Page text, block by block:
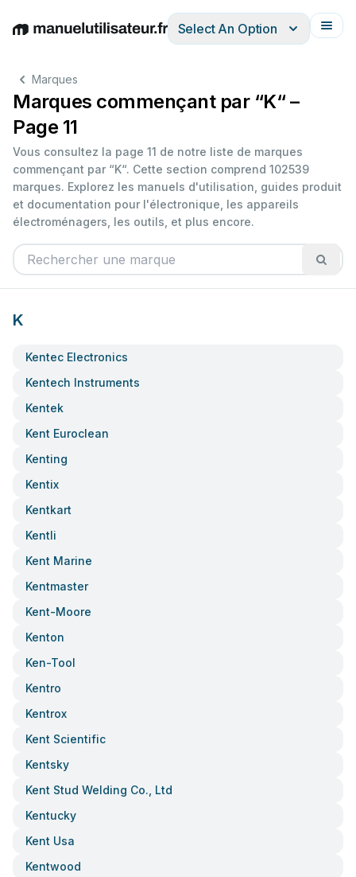
EnglishDeutschEspañolItalianoFrançais
Select An Option
Marques
Marques commençant par “K“ –
Page 11
Vous consultez la page 11 de notre liste de marques
commençant par “K“. Cette section comprend 102539
marques. Explorez les manuels d'utilisation, guides produit
et documentation pour l'électronique, les appareils
électroménagers, les outils, et plus encore.
K
Kentec Electronics
Kentech Instruments
Kentek
Kent Euroclean
Kenting
Kentix
Kentkart
Kentli
Kent Marine
Kentmaster
Kent-Moore
Kenton
Ken-Tool
Kentro
Kentrox
Kent Scientific
Kentsky
Kent Stud Welding Co., Ltd
Kentucky
Kent Usa
Kentwood